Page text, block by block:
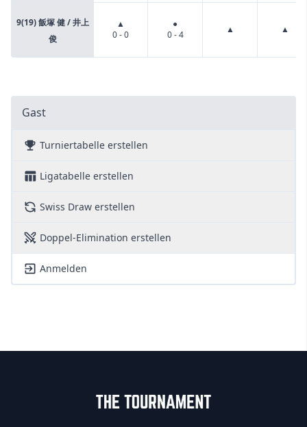
9(19) 飯塚 健 / 井上
俊
▲
0 - 0
●
0 - 4
▲ ▲
Gast
Turniertabelle erstellen
Ligatabelle erstellen
Swiss Draw erstellen
Doppel-Elimination erstellen
Anmelden